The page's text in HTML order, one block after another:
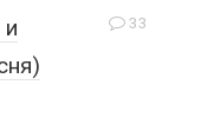
33